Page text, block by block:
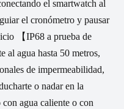
el smartwatch al
el cronómetro y pausar
【IP68 a prueba de
al agua hasta 50 metros,
de impermeabilidad,
o nadar en la
agua caliente o con